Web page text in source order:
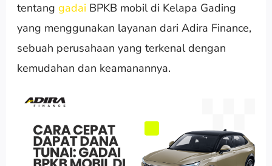
tentang gadai BPKB mobil di Kelapa Gading
yang menggunakan layanan dari Adira Finance,
sebuah perusahaan yang terkenal dengan
kemudahan dan keamanannya.